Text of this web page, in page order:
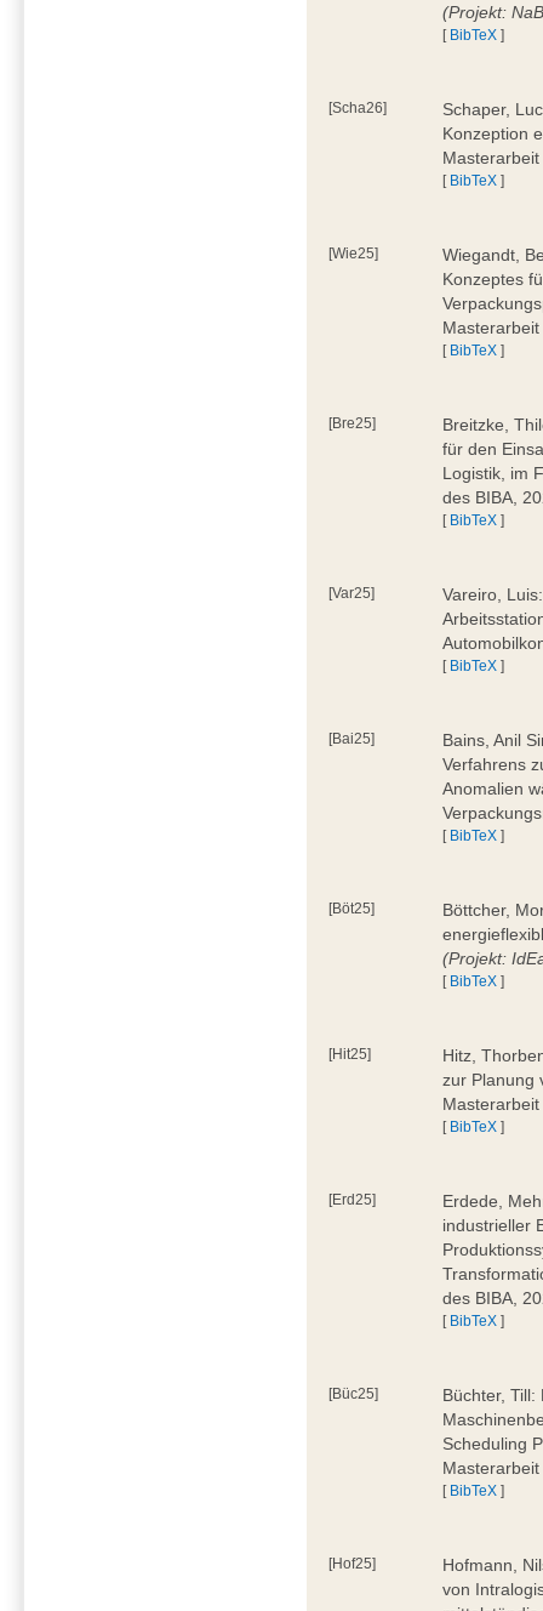
(Projekt:
[ BibTeX ]
[Scha26]
Schaper,
Konzeption
[ BibTeX ]
[Wie25]
Wiegandt,
Konzeptes
[ BibTeX ]
[Bre25]
Breitzke,
für den
Logistik, im
des BIBA,
[ BibTeX ]
[Var25]
Vareiro,
[ BibTeX ]
[Bai25]
Bains, Anil
Verfahrens
Anomalien
[ BibTeX ]
[Böt25]
Böttcher,
(Projekt:
[ BibTeX ]
[Hit25]
Hitz,
zur Planung
[ BibTeX ]
[Erd25]
Erdede,
industrieller
des BIBA,
[ BibTeX ]
[Büc25]
Büchter, Till:
Scheduling
[ BibTeX ]
[Hof25]
Hofmann,
von